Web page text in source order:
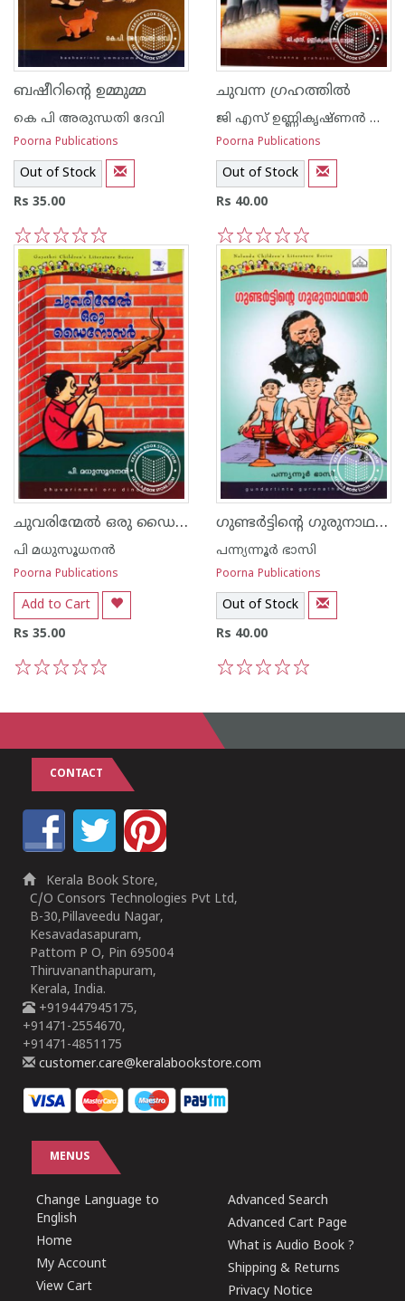
ബഷീറിന്റെ ഉമ്മുമ്മ
കെ പി അരുന്ധതി ദേവി
Poorna Publications
Out of Stock
Rs 35.00
5
4
3
2
1
ചുവന്ന ഗ്രഹത്തില്‍
ജി എസ് ഉണ്ണികൃഷ്ണ‌ന്‍ നായര്‍
Poorna Publications
Out of Stock
Rs 40.00
5
4
3
2
1
ചുവരിന്മേല്‍ ഒരു ഡൈനോസര്‍
പി മധുസൂധനന്‍
Poorna Publications
Add to Cart
Rs 35.00
ഗുണ്ടര്‍ട്ടിന്റെ ഗുരുനാഥന്മാര്‍
പന്ന്യന്നൂര്‍ ഭാസി
Poorna Publications
Out of Stock
Rs 40.00
CONTACT
Kerala Book Store,
C/O Consors Technologies Pvt Ltd,
B-30,Pillaveedu Nagar,
Kesavadasapuram,
Pattom P O, Pin 695004
Thiruvananthapuram,
Kerala, India.
+919447945175,
+91471-2554670,
+91471-4851175
customer.care@keralabookstore.com
MENUS
Change Language to
English
Home
My Account
View Cart
Advanced Search
Advanced Cart Page
What is Audio Book ?
Shipping & Returns
Privacy Notice